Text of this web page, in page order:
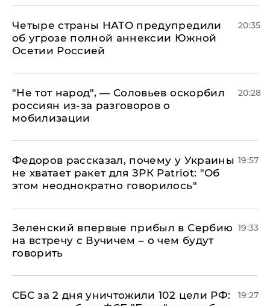
Четыре страны НАТО предупредили
об угрозе полной аннексии Южной
Осетии Россией
20:35
​"Не тот народ", — Соловьев оскорбил
россиян из-за разговоров о
мобилизации
20:28
Федоров рассказал, почему у Украины
не хватает ракет для ЗРК Patriot: "Об
этом неоднократно говорилось"
19:57
Зеленский впервые прибыл в Сербию
на встречу с Вучичем – о чем будут
говорить
19:33
СБС за 2 дня уничтожили 102 цели РФ:
19:27